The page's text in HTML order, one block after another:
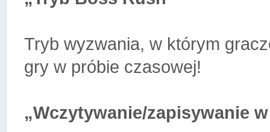
Tryb wyzwania, w którym
gry w próbie czasowej!
„Wczytywanie/zapisywanie